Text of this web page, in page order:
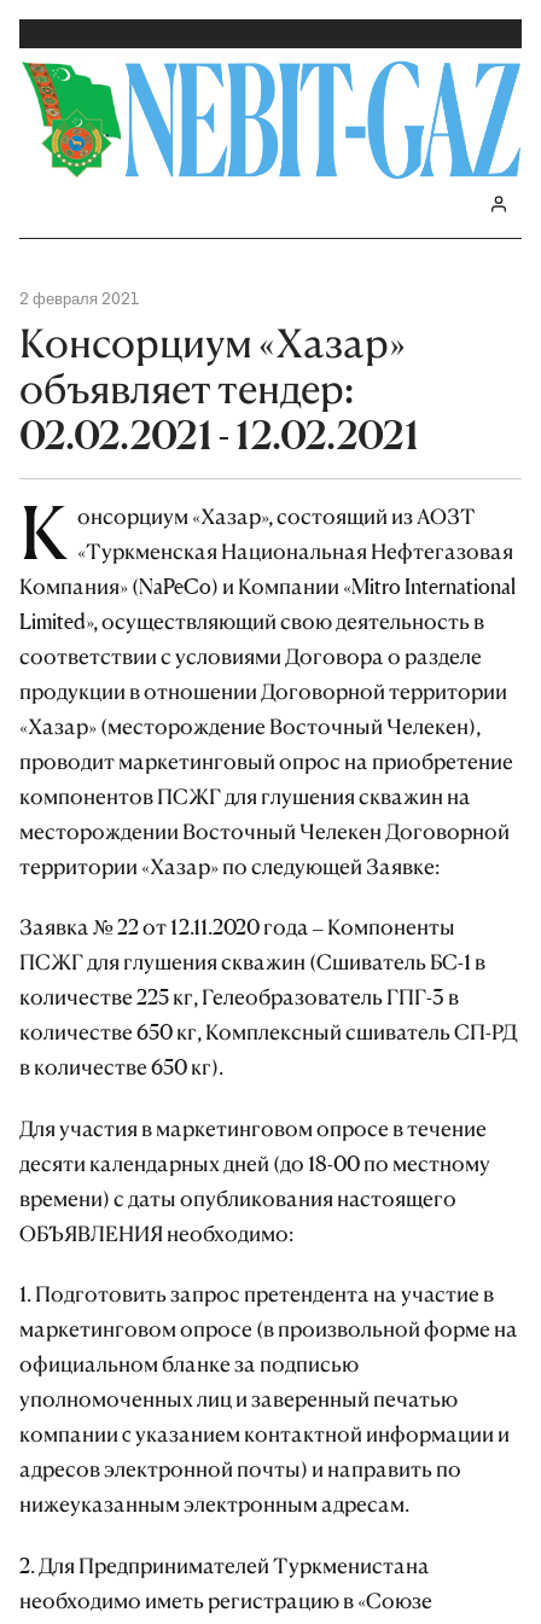
2 февраля 2021
Консорциум «Хазар»
объявляет тендер:
02.02.2021 - 12.02.2021
К онсорциум «Хазар», состоящий из АОЗТ
«Туркменская Национальная Нефтегазовая
Компания» (NaPeCo) и Компании «Mitro International
Limited», осуществляющий свою деятельность в
соответствии с условиями Договора о разделе
продукции в отношении Договорной территории
«Хазар» (месторождение Восточный Челекен),
проводит маркетинговый опрос на приобретение
компонентов ПСЖГ для глушения скважин на
месторождении Восточный Челекен Договорной
территории «Хазар» по следующей Заявке:
Заявка № 22 от 12.11.2020 года – Компоненты
ПСЖГ для глушения скважин (Сшиватель БС-1 в
количестве 225 кг, Гелеобразователь ГПГ-3 в
количестве 650 кг, Комплексный сшиватель СП-РД
в количестве 650 кг).
Для участия в маркетинговом опросе в течение
десяти календарных дней (до 18-00 по местному
времени) с даты опубликования настоящего
ОБЪЯВЛЕНИЯ необходимо:
1. Подготовить запрос претендента на участие в
маркетинговом опросе (в произвольной форме на
официальном бланке за подписью
уполномоченных лиц и заверенный печатью
компании c указанием контактной информации и
адресов электронной почты) и направить по
нижеуказанным электронным адресам.
2. Для Предпринимателей Туркменистана
необходимо иметь регистрацию в «Союзе